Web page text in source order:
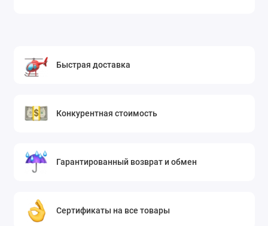
Быстрая доставка
Конкурентная стоимость
Гарантированный возврат и обмен
Сертификаты на все товары